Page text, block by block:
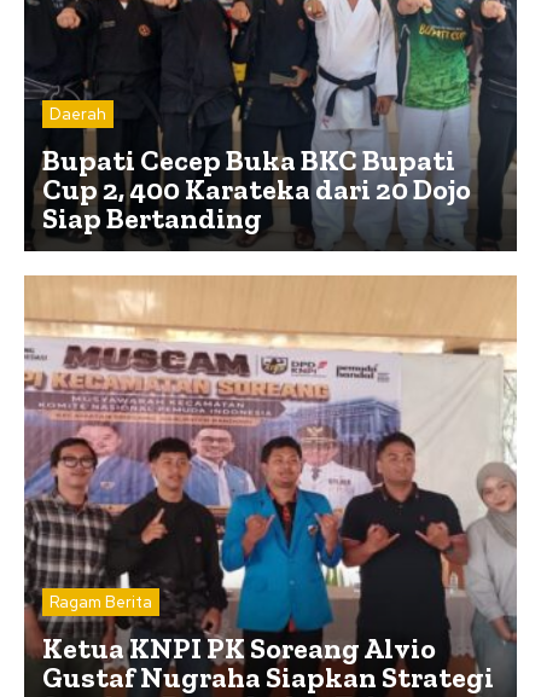
Daerah
Bupati Cecep Buka BKC Bupati
Cup 2, 400 Karateka dari 20 Dojo
Siap Bertanding
Ragam Berita
Ketua KNPI PK Soreang Alvio
Gustaf Nugraha Siapkan Strategi